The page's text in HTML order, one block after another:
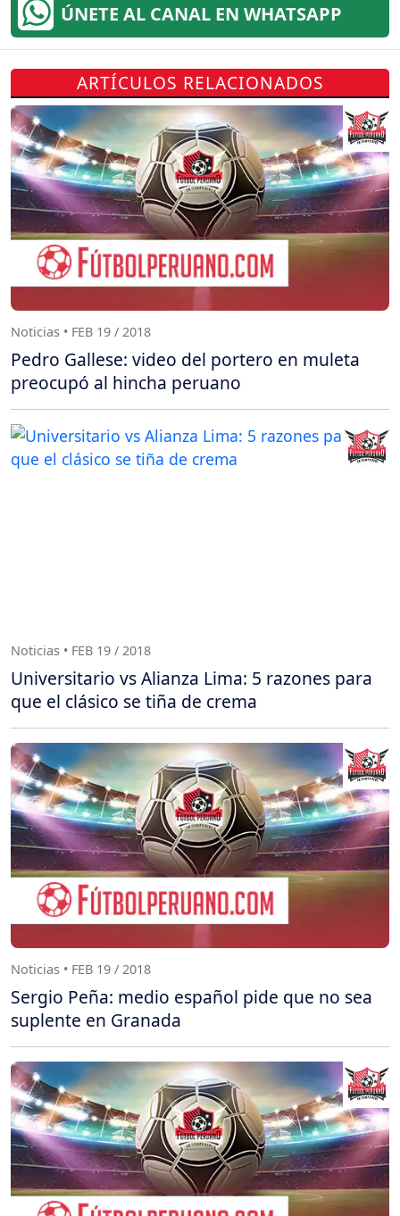
ÚNETE AL CANAL EN WHATSAPP
ARTÍCULOS RELACIONADOS
Noticias • FEB 19 / 2018
Pedro Gallese: video del portero en muleta
preocupó al hincha peruano
Noticias • FEB 19 / 2018
Universitario vs Alianza Lima: 5 razones para
que el clásico se tiña de crema
Noticias • FEB 19 / 2018
Sergio Peña: medio español pide que no sea
suplente en Granada